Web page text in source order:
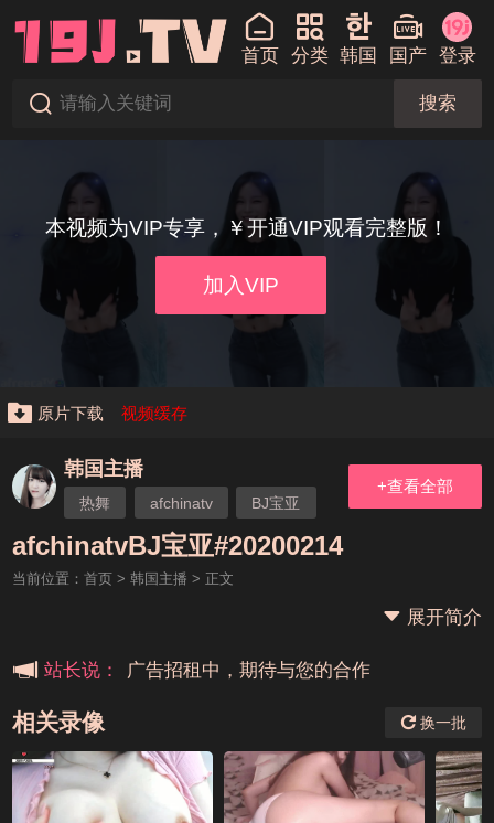
首页 分类 韩国 国产 登录
搜索
本视频为VIP专享，￥开通VIP观看完整版！
加入VIP
原片下载 视频缓存
韩国主播
热舞 afchinatv BJ宝亚
+查看全部
afchinatvBJ宝亚#20200214
当前位置： 首页> 韩国主播 > 正文
展开简介
站长说：
本站大事件(19j网站发展历程)
广告招租中，期待与您的合作
相关录像 换一批